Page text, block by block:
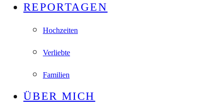
REPORTAGEN
Hochzeiten
Verliebte
Familien
ÜBER MICH